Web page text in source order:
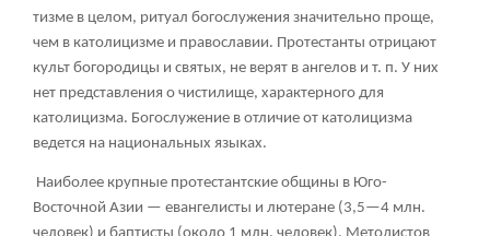
тизме в целом, ритуал богослужения значительно проще,
чем в католицизме и православии. Протестанты отрицают
культ богородицы и святых, не верят в ангелов и т. п. У них
нет представления о чистилище, характерного для
католицизма. Богослужение в отличие от католицизма
ведется на национальных языках.
Наиболее крупные протестантские общины в Юго-
Восточной Азии — евангелисты и лютеране (3,5—4 млн.
человек) и баптисты (около 1 млн. человек). Методистов